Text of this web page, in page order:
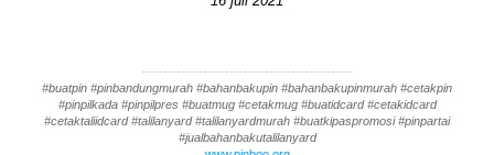
------------------------------------------------
#buatpin #pinbandungmurah #bahanbakupin #bahanbakupinmurah #cetakpin
#pinpilkada #pinpilpres #buatmug #cetakmug #buatidcard #cetakidcard
#cetaktaliidcard #talilanyard #talilanyardmurah #buatkipaspromosi #pinpartai
#jualbahanbakutalilanyard